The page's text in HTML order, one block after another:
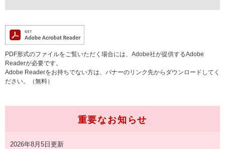
PDF形式のファイルをご覧いただく場合には、Adobe社が提供するAdobe
Readerが必要です。
Adobe Readerをお持ちでない方は、バナーのリンク先からダウンロードしてく
ださい。（無料）
重要なお知らせ
2026年8月5日更新